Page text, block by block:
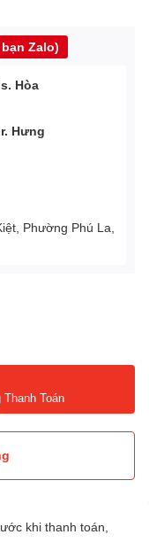
Zalo)
Hòa
Hưng
Phường Phú La,
Toán
khi thanh toán,